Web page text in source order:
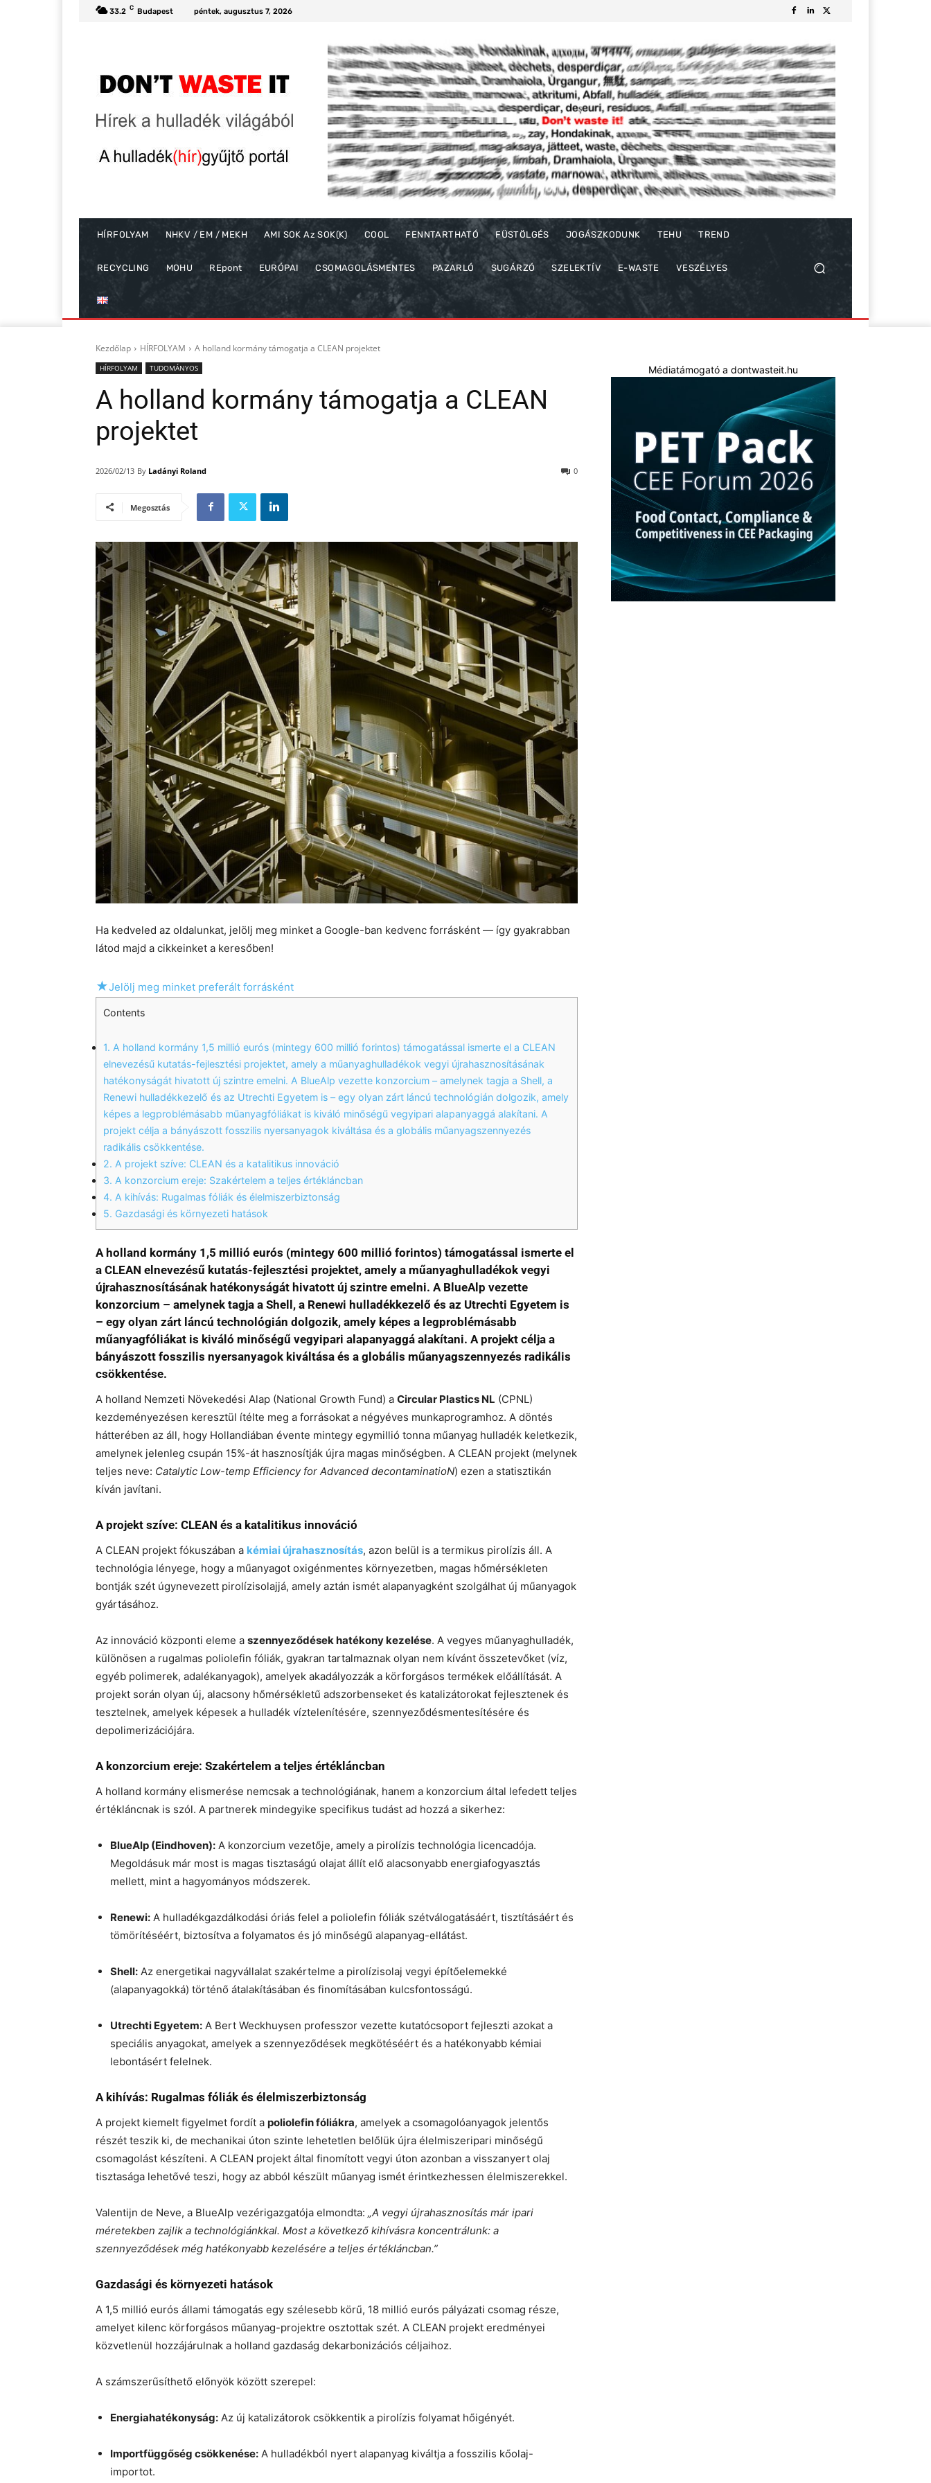
33.2 C Budapest péntek, augusztus 7, 2026
HÍRFOLYAM NHKV / EM / MEKH AMI SOK Az SOK(K) COOL FENNTARTHATÓ FÜSTÖLGÉS JOGÁSZKODUNK TEHU TREND
RECYCLING MOHU REpont EURÓPAI CSOMAGOLÁSMENTES PAZARLÓ SUGÁRZÓ SZELEKTÍV E-WASTE VESZÉLYES
Kezdőlap HÍRFOLYAM A holland kormány támogatja a CLEAN projektet
HÍRFOLYAM TUDOMÁNYOS
A holland kormány támogatja a CLEAN
projektet
2026/02/13 By Ladányi Roland 0
Megosztás
Ha kedveled az oldalunkat, jelölj meg minket a Google-ban kedvenc forrásként — így gyakrabban
látod majd a cikkeinket a keresőben!
★Jelölj meg minket preferált forrásként
Contents
1. A holland kormány 1,5 millió eurós (mintegy 600 millió forintos) támogatással ismerte el a CLEAN
elnevezésű kutatás-fejlesztési projektet, amely a műanyaghulladékok vegyi újrahasznosításának
hatékonyságát hivatott új szintre emelni. A BlueAlp vezette konzorcium – amelynek tagja a Shell, a
Renewi hulladékkezelő és az Utrechti Egyetem is – egy olyan zárt láncú technológián dolgozik, amely
képes a legproblémásabb műanyagfóliákat is kiváló minőségű vegyipari alapanyaggá alakítani. A
projekt célja a bányászott fosszilis nyersanyagok kiváltása és a globális műanyagszennyezés
radikális csökkentése.
2. A projekt szíve: CLEAN és a katalitikus innováció
3. A konzorcium ereje: Szakértelem a teljes értékláncban
4. A kihívás: Rugalmas fóliák és élelmiszerbiztonság
5. Gazdasági és környezeti hatások
A holland kormány 1,5 millió eurós (mintegy 600 millió forintos) támogatással ismerte el
a CLEAN elnevezésű kutatás-fejlesztési projektet, amely a műanyaghulladékok vegyi
újrahasznosításának hatékonyságát hivatott új szintre emelni. A BlueAlp vezette
konzorcium – amelynek tagja a Shell, a Renewi hulladékkezelő és az Utrechti Egyetem is
– egy olyan zárt láncú technológián dolgozik, amely képes a legproblémásabb
műanyagfóliákat is kiváló minőségű vegyipari alapanyaggá alakítani. A projekt célja a
bányászott fosszilis nyersanyagok kiváltása és a globális műanyagszennyezés radikális
csökkentése.
A holland Nemzeti Növekedési Alap (National Growth Fund) a Circular Plastics NL (CPNL)
kezdeményezésen keresztül ítélte meg a forrásokat a négyéves munkaprogramhoz. A döntés
hátterében az áll, hogy Hollandiában évente mintegy egymillió tonna műanyag hulladék keletkezik,
amelynek jelenleg csupán 15%-át hasznosítják újra magas minőségben. A CLEAN projekt (melynek
teljes neve: Catalytic Low-temp Efficiency for Advanced decontaminatioN) ezen a statisztikán
kíván javítani.
A projekt szíve: CLEAN és a katalitikus innováció
A CLEAN projekt fókuszában a kémiai újrahasznosítás, azon belül is a termikus pirolízis áll. A
technológia lényege, hogy a műanyagot oxigénmentes környezetben, magas hőmérsékleten
bontják szét úgynevezett pirolízisolajjá, amely aztán ismét alapanyagként szolgálhat új műanyagok
gyártásához.
Az innováció központi eleme a szennyeződések hatékony kezelése. A vegyes műanyaghulladék,
különösen a rugalmas poliolefin fóliák, gyakran tartalmaznak olyan nem kívánt összetevőket (víz,
egyéb polimerek, adalékanyagok), amelyek akadályozzák a körforgásos termékek előállítását. A
projekt során olyan új, alacsony hőmérsékletű adszorbenseket és katalizátorokat fejlesztenek és
tesztelnek, amelyek képesek a hulladék víztelenítésére, szennyeződésmentesítésére és
depolimerizációjára.
A konzorcium ereje: Szakértelem a teljes értékláncban
A holland kormány elismerése nemcsak a technológiának, hanem a konzorcium által lefedett teljes
értékláncnak is szól. A partnerek mindegyike specifikus tudást ad hozzá a sikerhez:
BlueAlp (Eindhoven): A konzorcium vezetője, amely a pirolízis technológia licencadója.
Megoldásuk már most is magas tisztaságú olajat állít elő alacsonyabb energiafogyasztás
mellett, mint a hagyományos módszerek.
Renewi: A hulladékgazdálkodási óriás felel a poliolefin fóliák szétválogatásáért, tisztításáért és
tömörítéséért, biztosítva a folyamatos és jó minőségű alapanyag-ellátást.
Shell: Az energetikai nagyvállalat szakértelme a pirolízisolaj vegyi építőelemekké
(alapanyagokká) történő átalakításában és finomításában kulcsfontosságú.
Utrechti Egyetem: A Bert Weckhuysen professzor vezette kutatócsoport fejleszti azokat a
speciális anyagokat, amelyek a szennyeződések megkötéséért és a hatékonyabb kémiai
lebontásért felelnek.
A kihívás: Rugalmas fóliák és élelmiszerbiztonság
A projekt kiemelt figyelmet fordít a poliolefin fóliákra, amelyek a csomagolóanyagok jelentős
részét teszik ki, de mechanikai úton szinte lehetetlen belőlük újra élelmiszeripari minőségű
csomagolást készíteni. A CLEAN projekt által finomított vegyi úton azonban a visszanyert olaj
tisztasága lehetővé teszi, hogy az abból készült műanyag ismét érintkezhessen élelmiszerekkel.
Valentijn de Neve, a BlueAlp vezérigazgatója elmondta: „A vegyi újrahasznosítás már ipari
méretekben zajlik a technológiánkkal. Most a következő kihívásra koncentrálunk: a
szennyeződések még hatékonyabb kezelésére a teljes értékláncban.”
Gazdasági és környezeti hatások
A 1,5 millió eurós állami támogatás egy szélesebb körű, 18 millió eurós pályázati csomag része,
amelyet kilenc körforgásos műanyag-projektre osztottak szét. A CLEAN projekt eredményei
közvetlenül hozzájárulnak a holland gazdaság dekarbonizációs céljaihoz.
A számszerűsíthető előnyök között szerepel:
Energiahatékonyság: Az új katalizátorok csökkentik a pirolízis folyamat hőigényét.
Importfüggőség csökkenése: A hulladékból nyert alapanyag kiváltja a fosszilis kőolaj-
importot.
Médiatámogató a dontwasteit.hu